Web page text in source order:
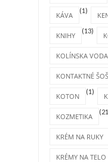
KÁVA
(1)
KNIHY
(13)
KOLÍNSKA VODA
KONTAKTNÉ
KOTON
(1)
KOZMETIKA
KRÉM NA RUKY
KRÉMY NA TELO